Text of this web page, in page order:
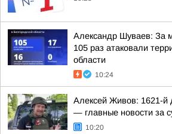
Александр Шуваев: За
105 раз атаковали
области
10:24
Алексей Живов: 1621-й
— главные новости за
10:20